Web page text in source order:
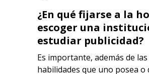
¿En qué fijarse a la
escoger una
estudiar publicidad?
Es importante, además de las
habilidades que uno posea o